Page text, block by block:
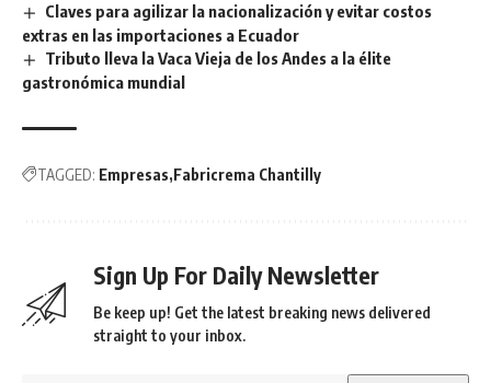
Claves para agilizar la nacionalización y evitar costos
extras en las importaciones a Ecuador
Tributo lleva la Vaca Vieja de los Andes a la élite
gastronómica mundial
TAGGED: Empresas Fabricrema Chantilly
Sign Up For Daily Newsletter
Be keep up! Get the latest breaking news delivered
straight to your inbox.